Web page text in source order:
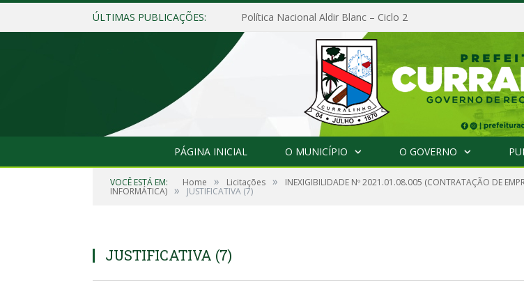
ÚLTIMAS PUBLICAÇÕES: Política Nacional Aldir Blanc – Ciclo 2
PÁGINA INICIAL O MUNICÍPIO O GOVERNO
VOCÊ ESTÁ EM: Home » Licitações » INEXIGIBILIDADE Nº 2021.01.08.005 (CONTRATAÇÃO DE
INFORMÁTICA) » JUSTIFICATIVA (7)
JUSTIFICATIVA (7)